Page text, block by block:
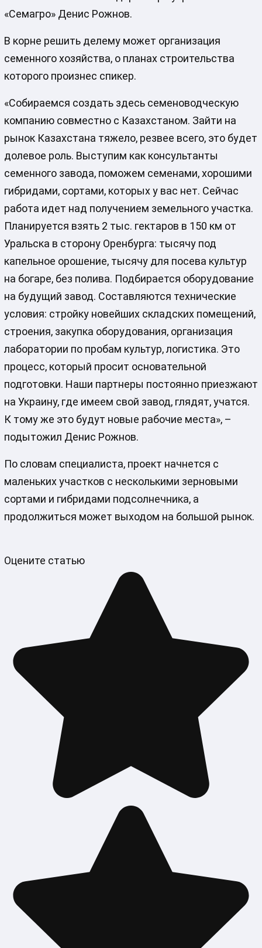
«Семагро» Денис Рожнов.
В корне решить делему может организация
семенного хозяйства, о планах строительства
которого произнес спикер.
«Собираемся создать здесь семеноводческую
компанию совместно с Казахстаном. Зайти на
рынок Казахстана тяжело, резвее всего, это будет
долевое роль. Выступим как консультанты
семенного завода, поможем семенами, хорошими
гибридами, сортами, которых у вас нет. Сейчас
работа идет над получением земельного участка.
Планируется взять 2 тыс. гектаров в 150 км от
Уральска в сторону Оренбурга: тысячу под
капельное орошение, тысячу для посева культур
на богаре, без полива. Подбирается оборудование
на будущий завод. Составляются технические
условия: стройку новейших складских помещений,
строения, закупка оборудования, организация
лаборатории по пробам культур, логистика. Это
процесс, который просит основательной
подготовки. Наши партнеры постоянно приезжают
на Украину, где имеем свой завод, глядят, учатся.
К тому же это будут новые рабочие места», –
подытожил Денис Рожнов.
По словам специалиста, проект начнется с
маленьких участков с несколькими зерновыми
сортами и гибридами подсолнечника, а
продолжиться может выходом на большой рынок.
Оцените статью